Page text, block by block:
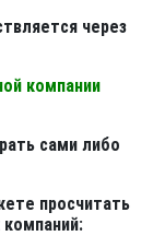
через
компании
сами либо
просчитать